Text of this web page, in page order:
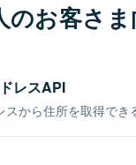
のお客さ
レスAPI
から住所を取得でき